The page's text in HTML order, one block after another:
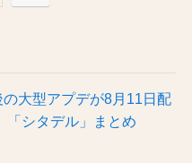
大型アプデが8月11日配
「シタデル」まとめ